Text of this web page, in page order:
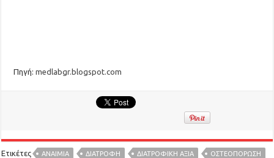
Πηγή:medlabgr.blogspot.com
Ετικέτες ΑΝΑΙΜΙΑ ΔΙΑΤΡΟΦΉ ΔΙΑΤΡΟΦΙΚΉ ΑΞΊΑ
ΟΣΤΕΟΠΟΡΩΣΗ